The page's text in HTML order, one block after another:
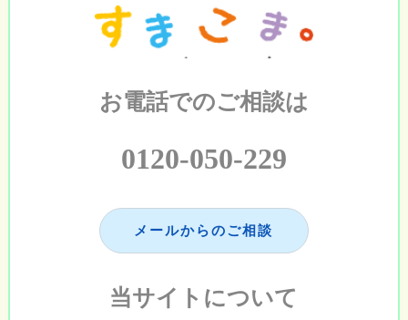
お電話でのご相談は
0120-050-229
メールからのご相談
当サイトについて